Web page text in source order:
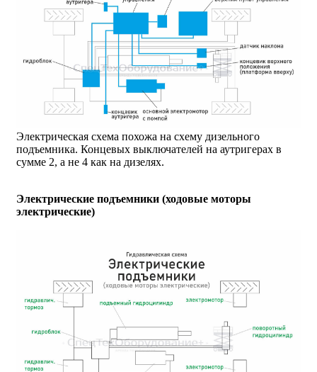
Электрическая схема похожа на схему дизельного
подъемника. Концевых выключателей на аутригерах в
сумме 2, а не 4 как на дизелях.
Электрические подъемники (ходовые моторы
электрические)